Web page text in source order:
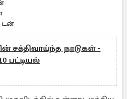
டன்
சக்திவாய்ந்த நாடுகள் -
பட்டியல்